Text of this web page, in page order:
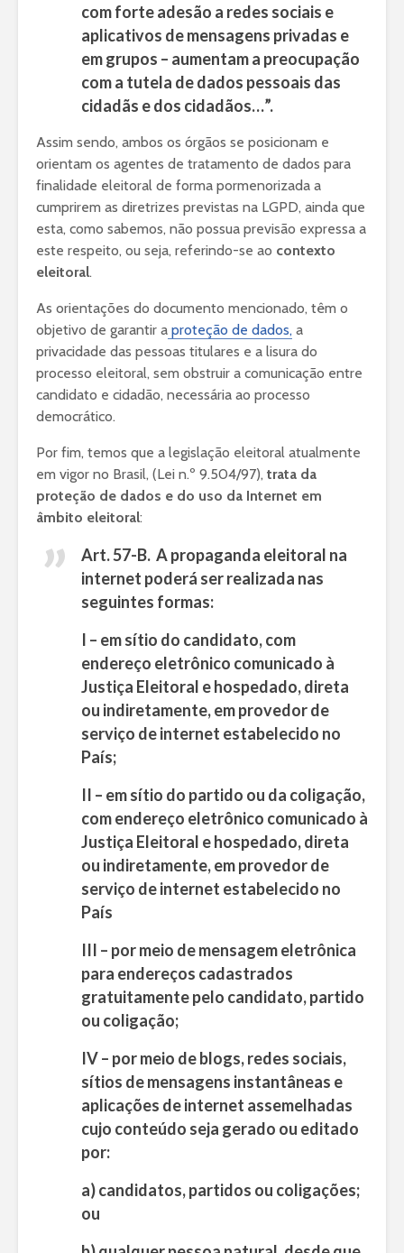
com forte adesão a redes sociais e
aplicativos de mensagens privadas e
em grupos – aumentam a preocupação
com a tutela de dados pessoais das
cidadãs e dos cidadãos…”.
Assim sendo, ambos os órgãos se posicionam e
orientam os agentes de tratamento de dados para
finalidade eleitoral de forma pormenorizada a
cumprirem as diretrizes previstas na LGPD, ainda que
esta, como sabemos, não possua previsão expressa a
este respeito, ou seja, referindo-se ao contexto
eleitoral.
As orientações do documento mencionado, têm o
objetivo de garantir a proteção de dados, a
privacidade das pessoas titulares e a lisura do
processo eleitoral, sem obstruir a comunicação entre
candidato e cidadão, necessária ao processo
democrático.
Por fim, temos que a legislação eleitoral atualmente
em vigor no Brasil, (Lei n.º 9.504/97), trata da
proteção de dados e do uso da Internet em
âmbito eleitoral:
Art. 57-B. A propaganda eleitoral na
internet poderá ser realizada nas
seguintes formas:
I – em sítio do candidato, com
endereço eletrônico comunicado à
Justiça Eleitoral e hospedado, direta
ou indiretamente, em provedor de
serviço de internet estabelecido no
País;
II – em sítio do partido ou da coligação,
com endereço eletrônico comunicado à
Justiça Eleitoral e hospedado, direta
ou indiretamente, em provedor de
serviço de internet estabelecido no
País
III – por meio de mensagem eletrônica
para endereços cadastrados
gratuitamente pelo candidato, partido
ou coligação;
IV – por meio de blogs, redes sociais,
sítios de mensagens instantâneas e
aplicações de internet assemelhadas
cujo conteúdo seja gerado ou editado
por:
a) candidatos, partidos ou coligações;
ou